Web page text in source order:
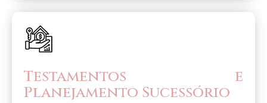
Testamentos e
Planejamento Sucessório